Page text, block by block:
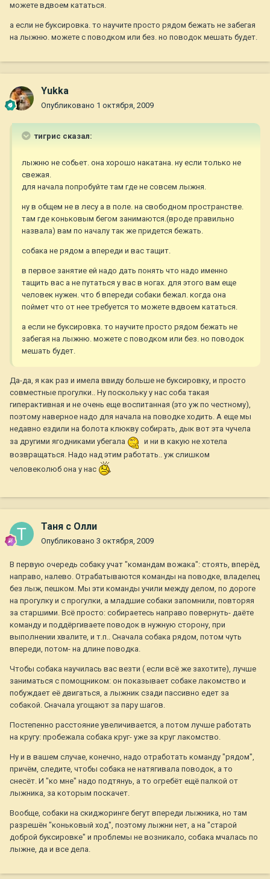
можете вдвоем кататься.
а если не буксировка. то научите просто рядом бежать не забегая
на лыжню. можете с поводком или без. но поводок мешать будет.
Yukka
Опубликовано 1 октября, 2009
тигрис сказал:
лыжню не собьет. она хорошо накатана. ну если только не
свежая.
для начала попробуйте там где не совсем лыжня.
ну в общем не в лесу а в поле. на свободном пространстве.
там где коньковым бегом занимаются.(вроде правильно
назвала) вам по началу так же придется бежать.
собака не рядом а впереди и вас тащит.
в первое занятие ей надо дать понять что надо именно
тащить вас а не путаться у вас в ногах. для этого вам еще
человек нужен. что б впереди собаки бежал. когда она
поймет что от нее требуется то можете вдвоем кататься.
а если не буксировка. то научите просто рядом бежать не
забегая на лыжню. можете с поводком или без. но поводок
мешать будет.
Да-да, я как раз и имела ввиду больше не буксировку, и просто
совместные прогулки.. Ну поскольку у нас соба такая
гиперактивная и не очень еще воспитанная (это уж по честному),
поэтому наверное надо для начала на поводке ходить. А еще мы
недавно ездили на болота клюкву собирать, дык вот эта чучела
за другими ягодниками убегала
и ни в какую не хотела
возвращаться. Надо над этим работать.. уж слишком
человеколюб она у нас
Таня с Олли
Опубликовано 3 октября, 2009
В первую очередь собаку учат "командам вожака": стоять, вперёд,
направо, налево. Отрабатываются команды на поводке, владелец
без лыж, пешком. Мы эти команды учили между делом, по дороге
на прогулку и с прогулки, а младшие собаки запомнили, повторяя
за старшими. Всё просто: собираетесь направо повернуть- даёте
команду и поддёргиваете поводок в нужную сторону, при
выполнении хвалите, и т.п.. Сначала собака рядом, потом чуть
впереди, потом- на длине поводка.
Чтобы собака научилась вас везти ( если всё же захотите), лучше
заниматься с помощником: он показывает собаке лакомство и
побуждает её двигаться, а лыжник сзади пассивно едет за
собакой. Сначала угощают за пару шагов.
Постепенно расстояние увеличивается, а потом лучше работать
на кругу: пробежала собака круг- уже за круг лакомство.
Ну и в вашем случае, конечно, надо отработать команду "рядом",
причём, следите, чтобы собака не натягивала поводок, а то
снесёт. И "ко мне" надо подтянуь, а то огребёт ещё палкой от
лыжника, за которым поскачет.
Вообще, собаки на скиджоринге бегут впереди лыжника, но там
разрешён "коньковый ход", поэтому лыжни нет, а на "старой
доброй буксировке" и проблемы не возникало, собака мчалась по
лыжне, да и все дела.